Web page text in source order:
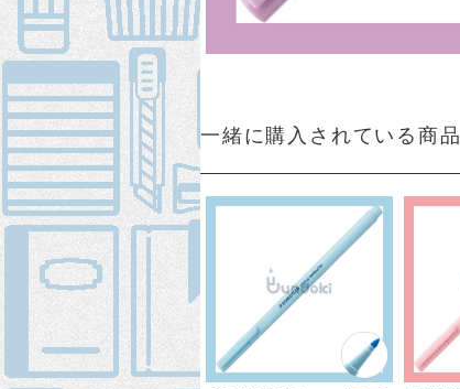
一緒に購入されている商品